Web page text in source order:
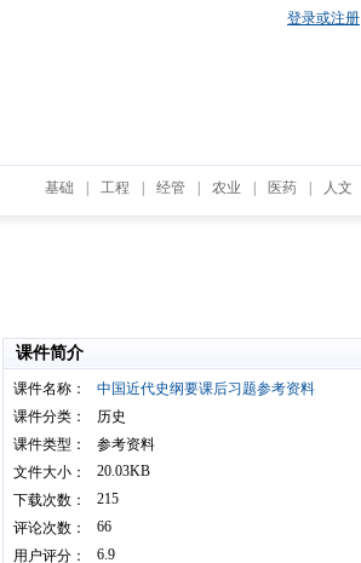
登录或注册
基础 工程 经管 农业 医药 人文
课件简介
课件名称：
中国近代史纲要课后习题参考资料
课件分类：
历史
课件类型：
参考资料
文件大小：
20.03KB
下载次数：
215
评论次数：
66
用户评分：
6.9